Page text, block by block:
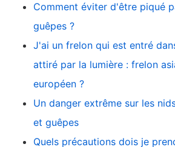
Comment éviter d'être piqué
guêpes ?
J'ai un frelon qui est entré
attiré par la lumière : frelon
européen ?
Un danger extrême sur les
et guêpes
Quels précautions dois je